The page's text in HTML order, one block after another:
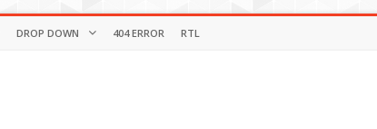
DROP DOWN 404 ERROR RTL